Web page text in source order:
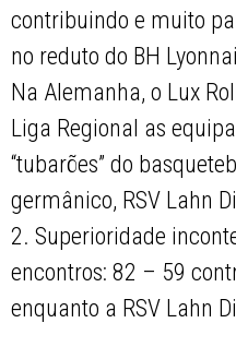
contribuindo e muito
no reduto do BH
Na Alemanha, o Lux
Liga Regional as
“tubarões” do
germânico, RSV Lahn
2. Superioridade
encontros: 82 – 59
enquanto a RSV Lahn